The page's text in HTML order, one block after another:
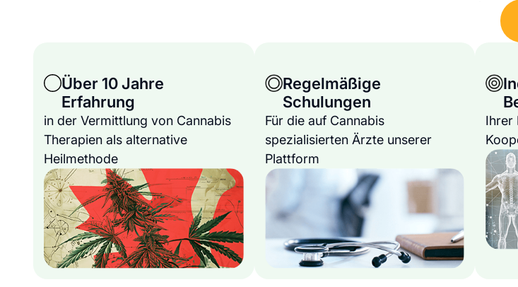
Über 10 Jahre
Erfahrung
in der Vermittlung von Cannabis
Therapien als alternative
Heilmethode
Regelmäßige
Schulungen
Für die auf Cannabis
spezialisierten Ärzte unserer
Plattform
Ihrer